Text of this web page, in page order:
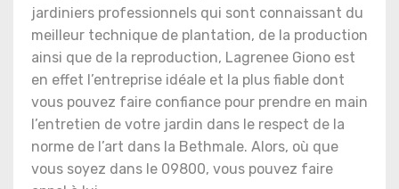
jardiniers professionnels qui sont connaissant du
meilleur technique de plantation, de la production
ainsi que de la reproduction, Lagrenee Giono est
en effet l’entreprise idéale et la plus fiable dont
vous pouvez faire confiance pour prendre en main
l’entretien de votre jardin dans le respect de la
norme de l’art dans la Bethmale. Alors, où que
vous soyez dans le 09800, vous pouvez faire